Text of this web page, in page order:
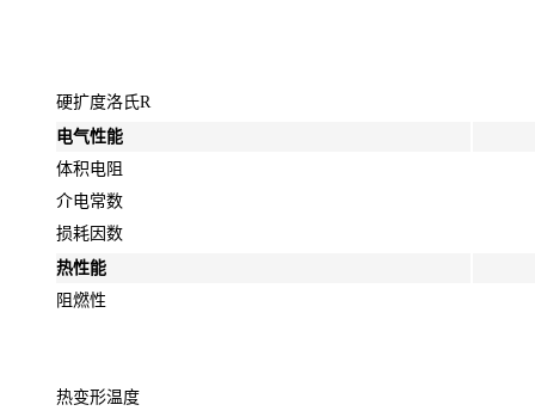
硬扩度洛氏R
电气性能
体积电阻
介电常数
损耗因数
热性能
阻燃性
热变形温度